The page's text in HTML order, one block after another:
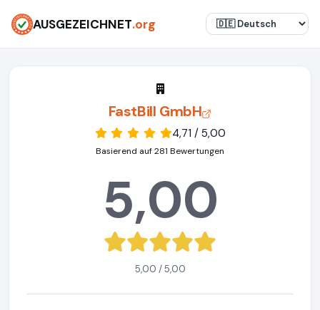
AUSGEZEICHNET.org
FastBill GmbH
4,71 / 5,00
Basierend auf 281 Bewertungen
5,00
5,00 / 5,00